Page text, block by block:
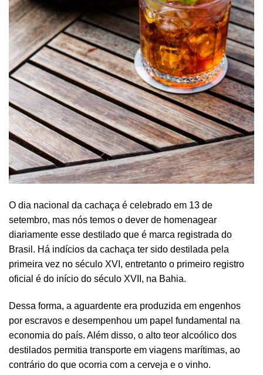
O dia nacional da cachaça é celebrado em 13 de
setembro, mas nós temos o dever de homenagear
diariamente esse destilado que é marca registrada do
Brasil. Há indícios da cachaça ter sido destilada pela
primeira vez no século XVI, entretanto o primeiro registro
oficial é do início do século XVII, na Bahia.
Dessa forma, a aguardente era produzida em engenhos
por escravos e desempenhou um papel fundamental na
economia do país. Além disso, o alto teor alcoólico dos
destilados permitia transporte em viagens marítimas, ao
contrário do que ocorria com a cerveja e o vinho.